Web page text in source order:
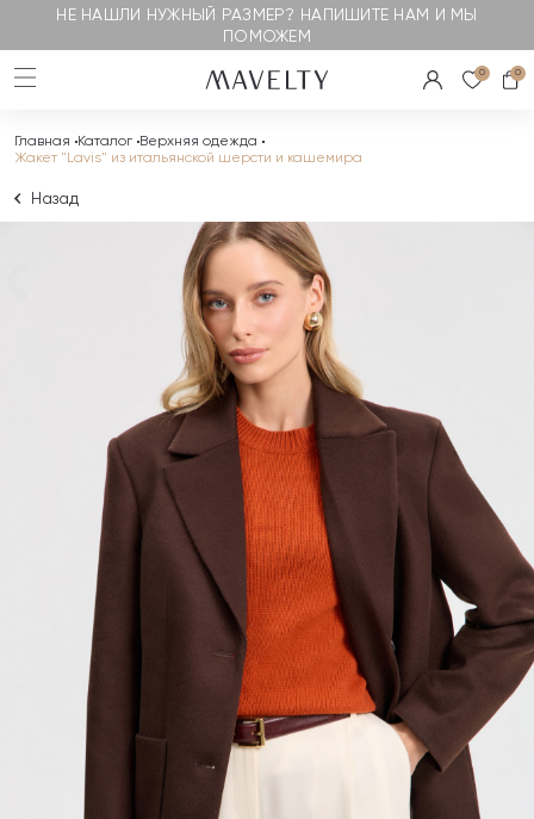
НЕ НАШЛИ НУЖНЫЙ РАЗМЕР? НАПИШИТЕ НАМ И МЫ
ПОМОЖЕМ
0 0
Главная Каталог
Верхняя одежда
Жакет "Lavis" из итальянской шерсти и кашемира
Назад